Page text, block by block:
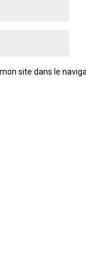
site dans le